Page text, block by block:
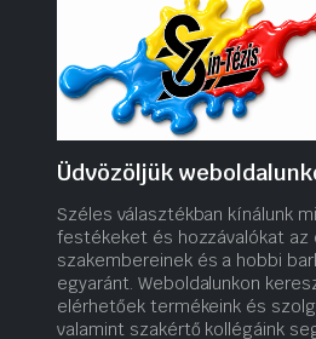
Üdvözöljük
Széles választékban kínálunk
festékeket és hozzávalókat az
szakembereinek és a hobbi
egyaránt. Weboldalunkon
elérhetőek termékeink és
valamint szakértő kollégáink